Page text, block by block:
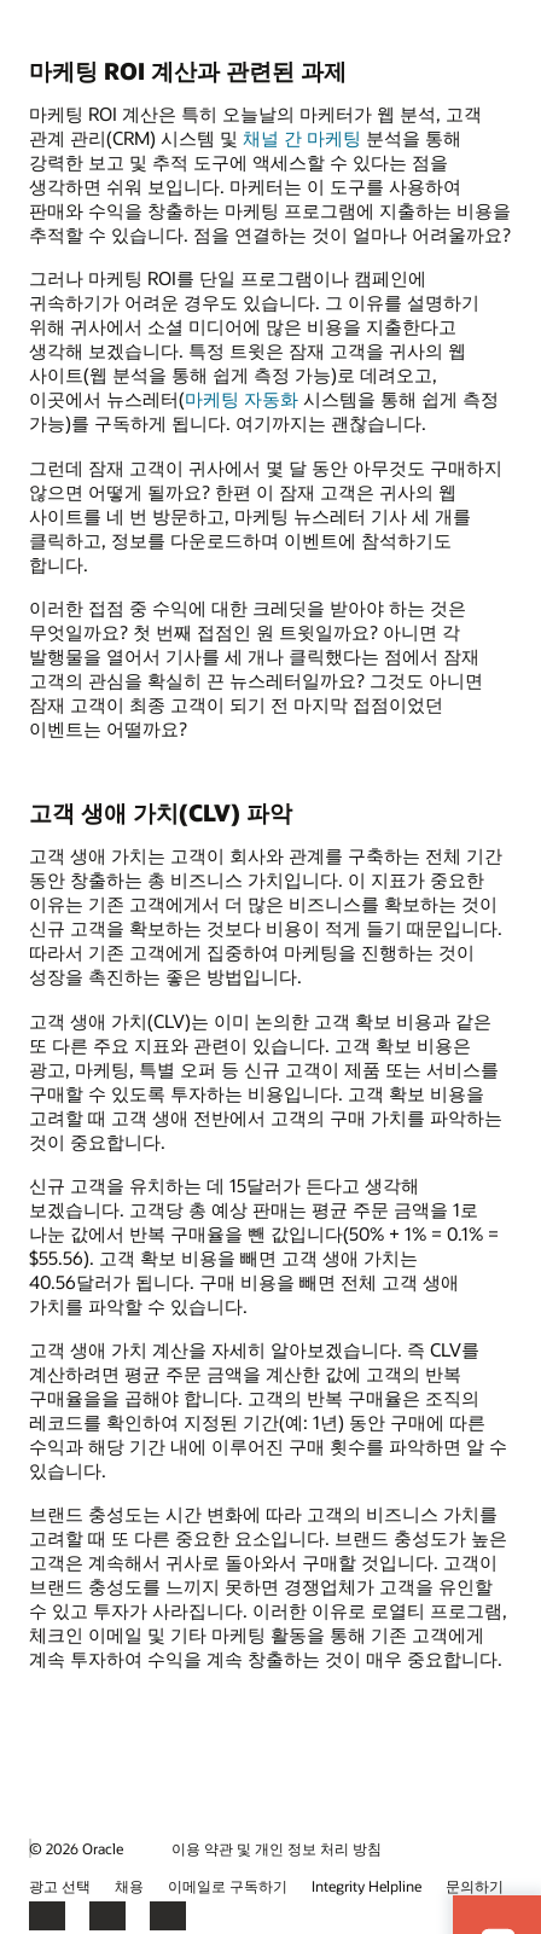
마케팅 ROI 계산과 관련된 과제
마케팅 ROI 계산은 특히 오늘날의 마케터가 웹 분석, 고객
관계 관리(CRM) 시스템 및 채널 간 마케팅 분석을 통해
강력한 보고 및 추적 도구에 액세스할 수 있다는 점을
생각하면 쉬워 보입니다. 마케터는 이 도구를 사용하여
판매와 수익을 창출하는 마케팅 프로그램에 지출하는 비용을
추적할 수 있습니다. 점을 연결하는 것이 얼마나 어려울까요?
그러나 마케팅 ROI를 단일 프로그램이나 캠페인에
귀속하기가 어려운 경우도 있습니다. 그 이유를 설명하기
위해 귀사에서 소셜 미디어에 많은 비용을 지출한다고
생각해 보겠습니다. 특정 트윗은 잠재 고객을 귀사의 웹
사이트(웹 분석을 통해 쉽게 측정 가능)로 데려오고,
이곳에서 뉴스레터(마케팅 자동화 시스템을 통해 쉽게 측정
가능)를 구독하게 됩니다. 여기까지는 괜찮습니다.
그런데 잠재 고객이 귀사에서 몇 달 동안 아무것도 구매하지
않으면 어떻게 될까요? 한편 이 잠재 고객은 귀사의 웹
사이트를 네 번 방문하고, 마케팅 뉴스레터 기사 세 개를
클릭하고, 정보를 다운로드하며 이벤트에 참석하기도
합니다.
이러한 접점 중 수익에 대한 크레딧을 받아야 하는 것은
무엇일까요? 첫 번째 접점인 원 트윗일까요? 아니면 각
발행물을 열어서 기사를 세 개나 클릭했다는 점에서 잠재
고객의 관심을 확실히 끈 뉴스레터일까요? 그것도 아니면
잠재 고객이 최종 고객이 되기 전 마지막 접점이었던
이벤트는 어떨까요?
고객 생애 가치(CLV) 파악
고객 생애 가치는 고객이 회사와 관계를 구축하는 전체 기간
동안 창출하는 총 비즈니스 가치입니다. 이 지표가 중요한
이유는 기존 고객에게서 더 많은 비즈니스를 확보하는 것이
신규 고객을 확보하는 것보다 비용이 적게 들기 때문입니다.
따라서 기존 고객에게 집중하여 마케팅을 진행하는 것이
성장을 촉진하는 좋은 방법입니다.
고객 생애 가치(CLV)는 이미 논의한 고객 확보 비용과 같은
또 다른 주요 지표와 관련이 있습니다. 고객 확보 비용은
광고, 마케팅, 특별 오퍼 등 신규 고객이 제품 또는 서비스를
구매할 수 있도록 투자하는 비용입니다. 고객 확보 비용을
고려할 때 고객 생애 전반에서 고객의 구매 가치를 파악하는
것이 중요합니다.
신규 고객을 유치하는 데 15달러가 든다고 생각해
보겠습니다. 고객당 총 예상 판매는 평균 주문 금액을 1로
나눈 값에서 반복 구매율을 뺀 값입니다(50% + 1% = 0.1% =
$55.56). 고객 확보 비용을 빼면 고객 생애 가치는
40.56달러가 됩니다. 구매 비용을 빼면 전체 고객 생애
가치를 파악할 수 있습니다.
고객 생애 가치 계산을 자세히 알아보겠습니다. 즉 CLV를
계산하려면 평균 주문 금액을 계산한 값에 고객의 반복
구매율을을 곱해야 합니다. 고객의 반복 구매율은 조직의
레코드를 확인하여 지정된 기간(예: 1년) 동안 구매에 따른
수익과 해당 기간 내에 이루어진 구매 횟수를 파악하면 알 수
있습니다.
브랜드 충성도는 시간 변화에 따라 고객의 비즈니스 가치를
고려할 때 또 다른 중요한 요소입니다. 브랜드 충성도가 높은
고객은 계속해서 귀사로 돌아와서 구매할 것입니다. 고객이
브랜드 충성도를 느끼지 못하면 경쟁업체가 고객을 유인할
수 있고 투자가 사라집니다. 이러한 이유로 로열티 프로그램,
체크인 이메일 및 기타 마케팅 활동을 통해 기존 고객에게
계속 투자하여 수익을 계속 창출하는 것이 매우 중요합니다.
© 2026 Oracle
이용 약관 및 개인 정보 처리 방침
광고 선택
채용 이메일로 구독하기 Integrity Helpline 문의하기
FacebookLinkedInYouTube